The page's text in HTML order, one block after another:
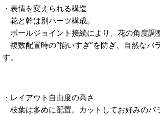
・表情を変えられる構造
花と幹は別パーツ構成。
ボールジョイント接続により、花の角度調
複数配置時の“揃いすぎ”を防ぎ、自然なバ
す。
・レイアウト自由度の高さ
枝葉は多めに配置。カットしてお好みのバ